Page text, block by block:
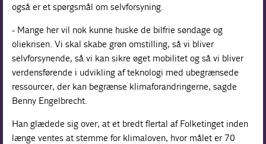
også er et spørgsmål om selvforsyning.
- Mange her vil nok kunne huske de bilfrie søndage og
oliekrisen. Vi skal skabe grøn omstilling, så vi bliver
selvforsynende, så vi kan sikre øget mobilitet og så vi bliver
verdensførende i udvikling af teknologi med ubegrænsede
ressourcer, der kan begrænse klimaforandringerne, sagde
Benny Engelbrecht.
Han glædede sig over, at et bredt flertal af Folketinget inden
længe ventes at stemme for klimaloven, hvor målet er 70